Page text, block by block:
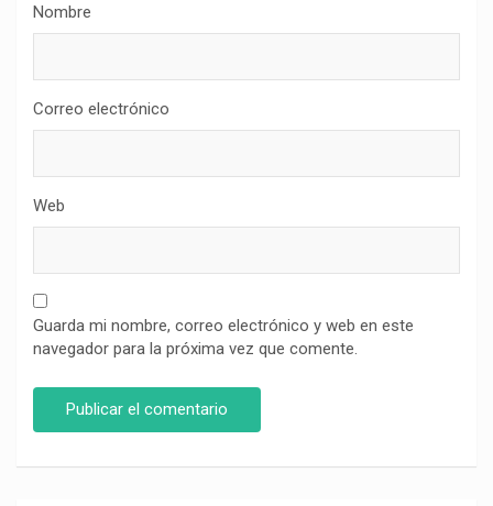
Nombre
Correo electrónico
Web
Guarda mi nombre, correo electrónico y web en este
navegador para la próxima vez que comente.